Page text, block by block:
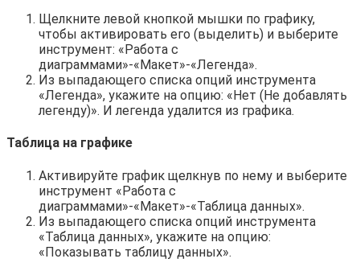
Щелкните левой кнопкой мышки по графику,
чтобы активировать его (выделить) и выберите
инструмент: «Работа с
диаграммами»-«Макет»-«Легенда».
Из выпадающего списка опций инструмента
«Легенда», укажите на опцию: «Нет (Не добавлять
легенду)». И легенда удалится из графика.
Таблица на графике
Активируйте график щелкнув по нему и выберите
инструмент «Работа с
диаграммами»-«Макет»-«Таблица данных».
Из выпадающего списка опций инструмента
«Таблица данных», укажите на опцию:
«Показывать таблицу данных».